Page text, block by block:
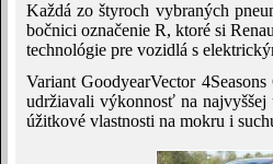
Každá zo štyroch vybraných
bočnici označenie R, ktoré si
technológie pre vozidlá s
Variant GoodyearVector
udržiavali výkonnosť na najvyššej
úžitkové vlastnosti na mokru i